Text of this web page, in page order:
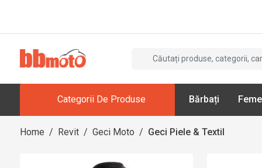
Categorii De Produse Bărbați
Home / Revit / Geci Moto / Geci Piele & Textil